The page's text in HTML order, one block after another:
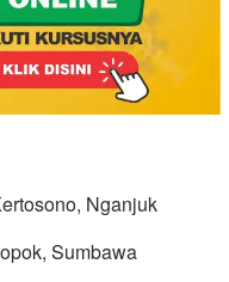
Nganjuk
Sumbawa